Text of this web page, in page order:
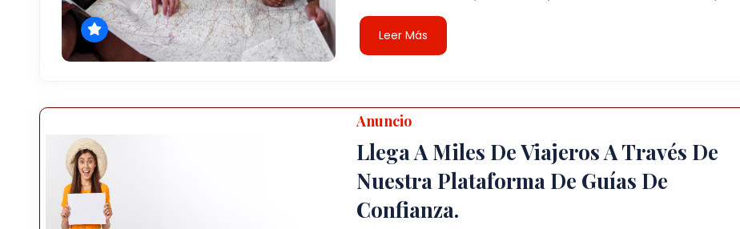
Leer Más
Anuncio
Llega A Miles De Viajeros A Través De
Nuestra Plataforma De Guías De
Confianza.